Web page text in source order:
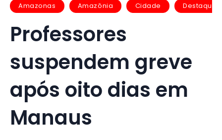
Amazonas Amazônia Cidade Destaques
Professores
suspendem greve
após oito dias em
Manaus